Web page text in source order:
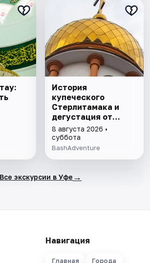
История
купеческого
Стерлитамака и
дегустация от
шоколатье
8 августа 2026 •
суббота
BashAdventure
Все экскурсии в Уфе →
Навигация
Главная Города